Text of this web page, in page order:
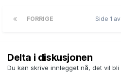
FORRIGE Side 1
Delta i diskusjonen
Du kan skrive innlegget nå, det vil